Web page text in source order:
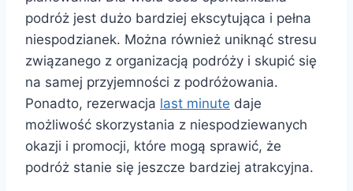
podróż jest dużo bardziej ekscytująca i pełna
niespodzianek. Można również uniknąć stresu
związanego z organizacją podróży i skupić się
na samej przyjemności z podróżowania.
Ponadto, rezerwacja last minute daje
możliwość skorzystania z niespodziewanych
okazji i promocji, które mogą sprawić, że
podróż stanie się jeszcze bardziej atrakcyjna.